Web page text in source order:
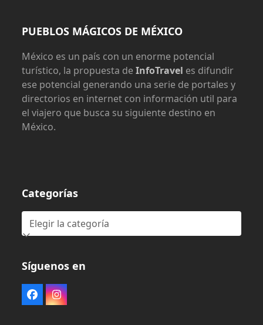
PUEBLOS MÁGICOS DE MÉXICO
México es un país con un enorme potencial
turístico, la propuesta deInfoTravel es difundir
ese potencial generando una serie de portales y
directorios en internet con información util para
el viajero que busca su siguiente destino en
México.
Categorías
Categorías
Síguenos en
FacebookInstagram